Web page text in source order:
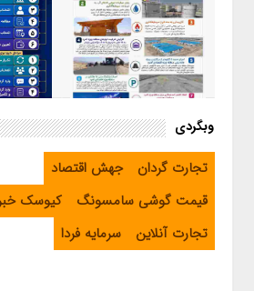
اینفوگرافیک / مسیر پیشرفت در
منطقه ویژه اقتصادی لامرد
اربعین از
وبگردی
تجارت گردان
جهش اقتصاد
قیمت گوشی سامسونگ
کیوسک
تجارت آنلاین
سرمایه فردا